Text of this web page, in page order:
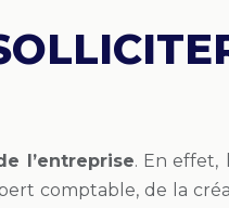
l’entreprise. En effet,
comptable, de la